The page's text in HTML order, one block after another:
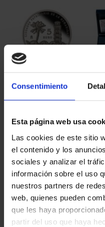
Consentimiento
Esta página web usa
Las cookies de este sitio
el contenido y los
sociales y analizar el
información sobre el uso
nuestros partners de
web, quienes pueden
que les haya
partir del uso que haya
€73.00
€60.33 (Taxes not incl.)
Share